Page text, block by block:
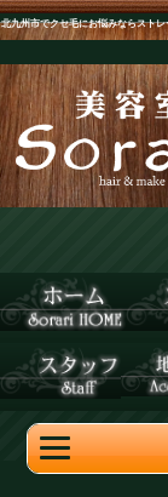
北九州市でクセ毛にお悩みならスト